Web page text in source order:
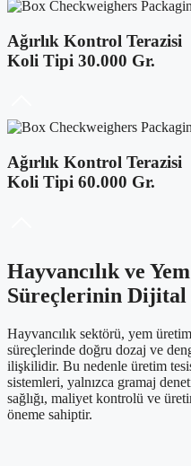
Ağırlık Kontrol Terazisi
Koli Tipi 30.000 Gr.
Ağırlık Kontrol Terazisi
Koli Tipi 60.000 Gr.
Hayvancılık ve
Süreçlerinin Dijital
Hayvancılık sektörü, yem
süreçlerinde doğru dozaj ve
ilişkilidir. Bu nedenle üretim
sistemleri, yalnızca gramaj
sağlığı, maliyet kontrolü ve
öneme sahiptir.